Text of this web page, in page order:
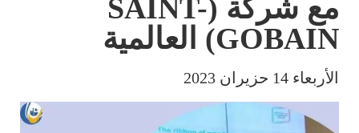
مع شركة (SAINT-
GOBAIN) العالمية
الأربعاء 14 حزيران 2023